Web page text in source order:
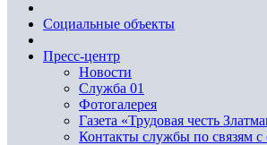
Социальные объекты
Пресс-центр
Новости
Служба 01
Фотогалерея
Газета «Трудовая честь
Контакты службы по связям